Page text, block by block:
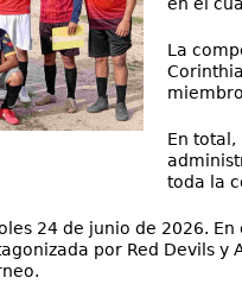
La
En
toda la
24 de junio de 2026.
por Red Devils y